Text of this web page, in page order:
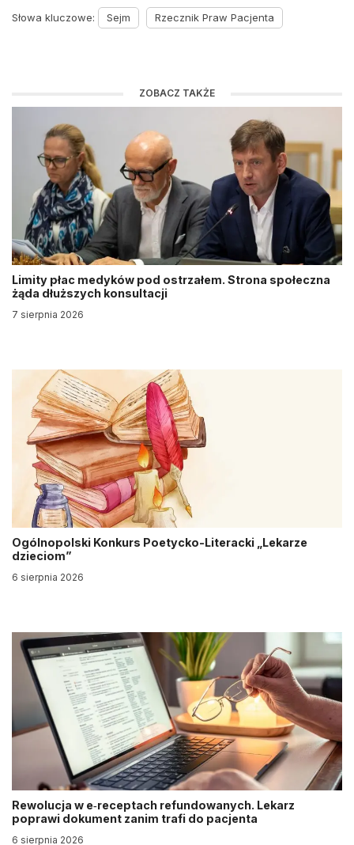
Słowa kluczowe: Sejm Rzecznik Praw Pacjenta
ZOBACZ TAKŻE
Limity płac medyków pod ostrzałem. Strona społeczna
żąda dłuższych konsultacji
7 sierpnia 2026
Ogólnopolski Konkurs Poetycko-Literacki „Lekarze
dzieciom”
6 sierpnia 2026
Rewolucja w e‑receptach refundowanych. Lekarz
poprawi dokument zanim trafi do pacjenta
6 sierpnia 2026